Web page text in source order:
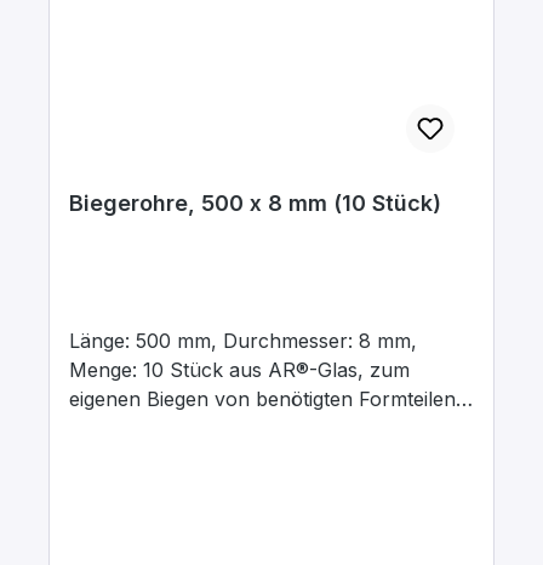
Biegerohre, 500 x 8 mm (10 Stück)
Länge: 500 mm, Durchmesser: 8 mm,
Menge: 10 Stück aus AR®-Glas, zum
eigenen Biegen von benötigten Formteilen